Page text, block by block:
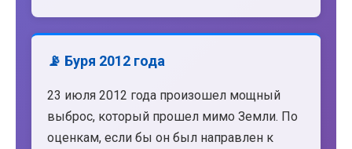
📡 Буря 2012 года
23 июля 2012 года произошел мощный
выброс, который прошел мимо Земли. По
оценкам, если бы он был направлен к